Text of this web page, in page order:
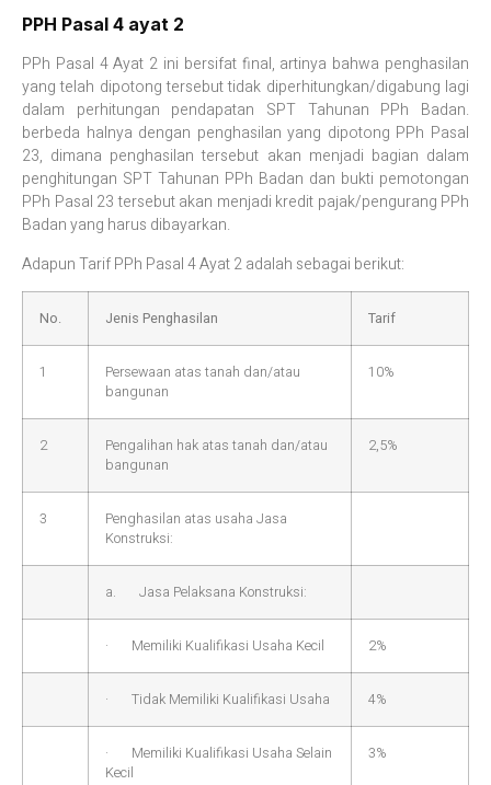
PPH Pasal 4 ayat 2
PPh Pasal 4 Ayat 2 ini bersifat final, artinya bahwa penghasilan
yang telah dipotong tersebut tidak diperhitungkan/digabung lagi
dalam perhitungan pendapatan SPT Tahunan PPh Badan.
berbeda halnya dengan penghasilan yang dipotong PPh Pasal
23, dimana penghasilan tersebut akan menjadi bagian dalam
penghitungan SPT Tahunan PPh Badan dan bukti pemotongan
PPh Pasal 23 tersebut akan menjadi kredit pajak/pengurang PPh
Badan yang harus dibayarkan.
Adapun Tarif PPh Pasal 4 Ayat 2 adalah sebagai berikut:
No. Jenis Penghasilan Tarif
1
Persewaan atas tanah dan/atau
bangunan
10%
2
Pengalihan hak atas tanah dan/atau
bangunan
2,5%
3
Penghasilan atas usaha Jasa
Konstruksi:
a. Jasa Pelaksana Konstruksi:
· Memiliki Kualifikasi Usaha Kecil 2%
· Tidak Memiliki Kualifikasi Usaha 4%
· Memiliki Kualifikasi Usaha Selain
Kecil
3%